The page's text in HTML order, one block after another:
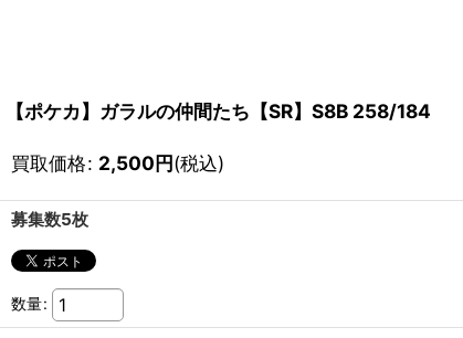
【ポケカ】ガラルの仲間たち【SR】S8B 258/184
買取価格: 2,500円(税込)
募集数5枚
数量: